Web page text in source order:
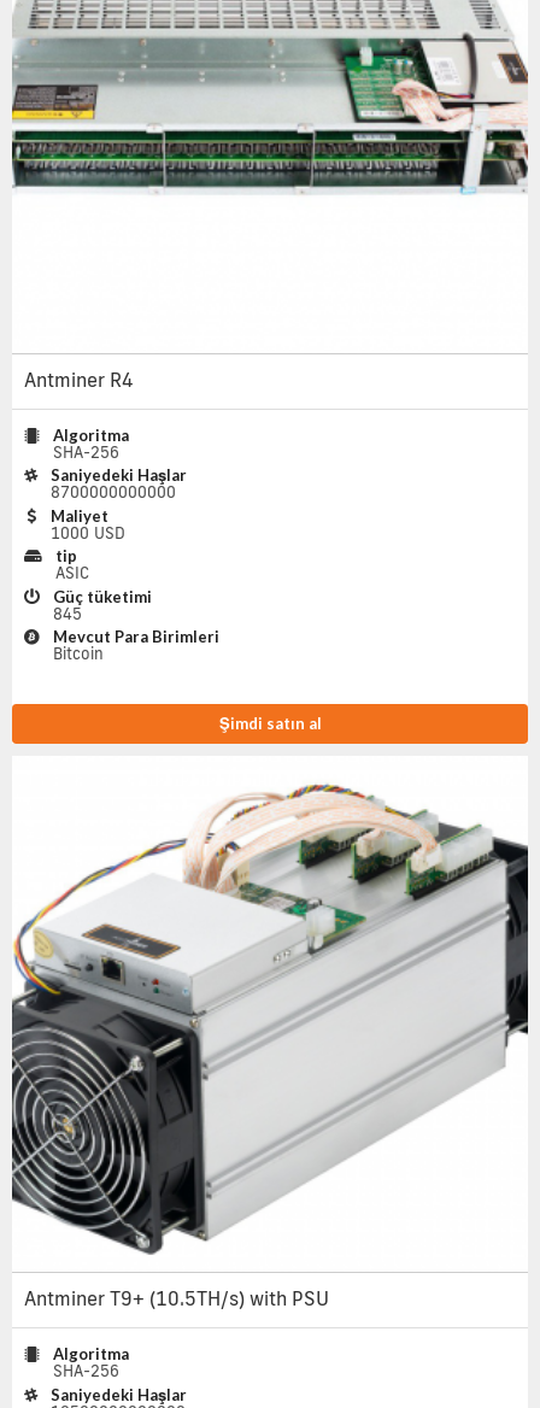
Antminer R4
Algoritma
SHA-256
Saniyedeki Haşlar
8700000000000
Maliyet
1000 USD
tip
ASIC
Güç tüketimi
845
Mevcut Para Birimleri
Bitcoin
Şimdi satın al
Antminer T9+ (10.5TH/s) with PSU
Algoritma
SHA-256
Saniyedeki Haşlar